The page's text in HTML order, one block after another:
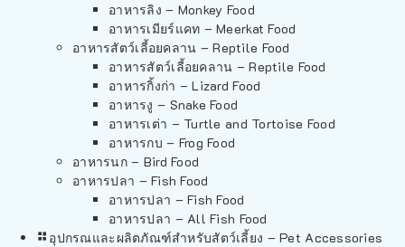
อาหารลิง – Monkey Food
อาหารเมียร์แคท – Meerkat Food
อาหารสัตว์เลี้อยคลาน – Reptile Food
อาหารสัตว์เลี้อยคลาน – Reptile Food
อาหารกิ้งก่า – Lizard Food
อาหารงู – Snake Food
อาหารเต่า – Turtle and Tortoise Food
อาหารกบ – Frog Food
อาหารนก – Bird Food
อาหารปลา – Fish Food
อาหารปลา – Fish Food
อาหารปลา – All Fish Food
อุปกรณและผลิตภัณฑ์สำหรับสัตว์เลี้ยง – Pet Accessories